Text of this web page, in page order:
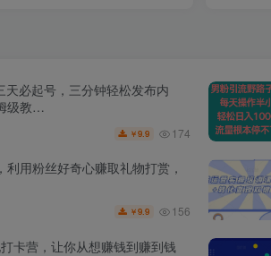
天必起号，三分钟轻松发布内
级教…
￥9.9 174
用粉丝好奇心赚取礼物打赏，
￥9.9 156
卡营，让你从想赚钱到赚到钱